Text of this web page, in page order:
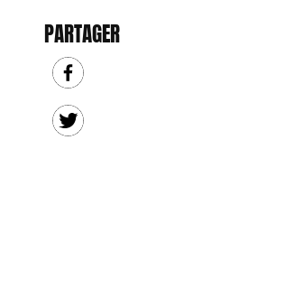
PARTAGER